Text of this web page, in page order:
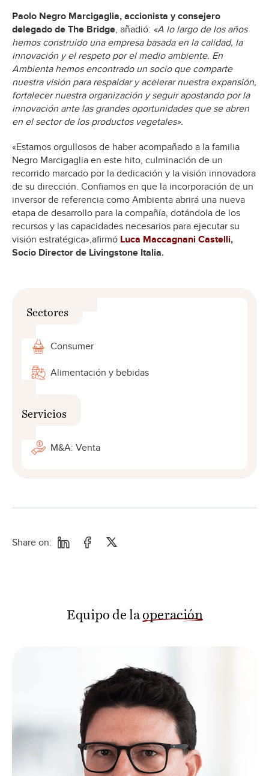
Paolo Negro Marcigaglia, accionista y consejero
delegado de The Bridge, añadió: «A lo largo de los años
hemos construido una empresa basada en la calidad, la
innovación y el respeto por el medio ambiente. En
Ambienta hemos encontrado un socio que comparte
nuestra visión para respaldar y acelerar nuestra expansión,
fortalecer nuestra organización y seguir apostando por la
innovación ante las grandes oportunidades que se abren
en el sector de los productos vegetales».
«Estamos orgullosos de haber acompañado a la familia
Negro Marcigaglia en este hito, culminación de un
recorrido marcado por la dedicación y la visión innovadora
de su dirección. Confiamos en que la incorporación de un
inversor de referencia como Ambienta abrirá una nueva
etapa de desarrollo para la compañía, dotándola de los
recursos y las capacidades necesarios para ejecutar su
visión estratégica»,afirmó Luca Maccagnani Castelli,
Socio Director de Livingstone Italia.
Sectores
Consumer
Alimentación y bebidas
Servicios
M&A: Venta
Share on:
Equipo de la operación